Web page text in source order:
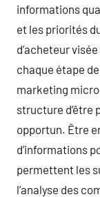
informations
et les priorités
d’acheteur
chaque étape
marketing
structure d’être
opportun. Être
d’informations
permettent les
l’analyse des